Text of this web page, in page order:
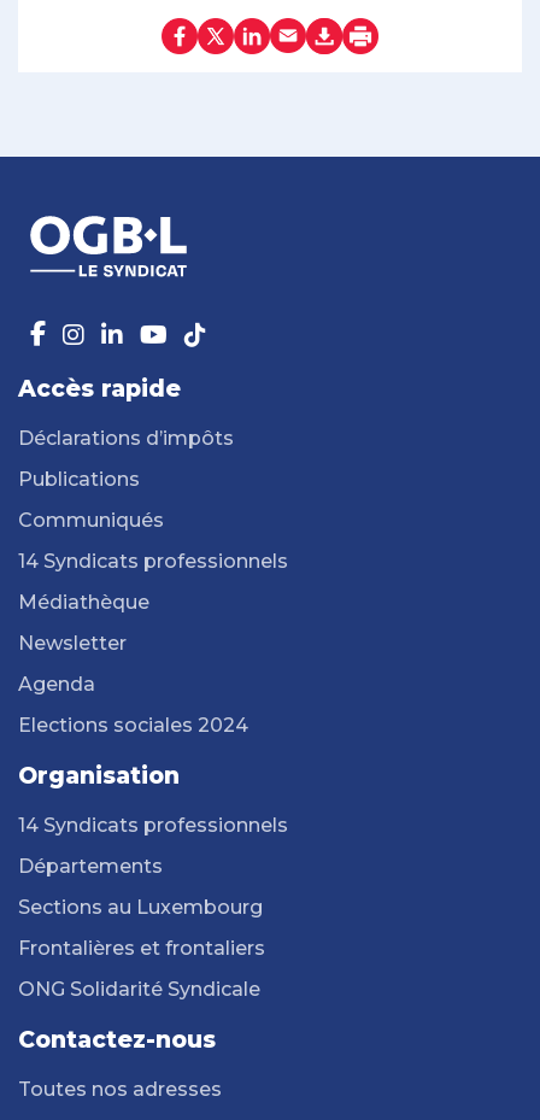
Accès rapide
Déclarations d’impôts
Publications
Communiqués
14 Syndicats professionnels
Médiathèque
Newsletter
Agenda
Elections sociales 2024
Organisation
14 Syndicats professionnels
Départements
Sections au Luxembourg
Frontalières et frontaliers
ONG Solidarité Syndicale
Contactez-nous
Toutes nos adresses